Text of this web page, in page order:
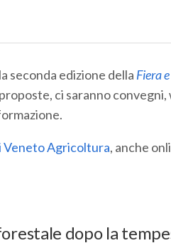
seconda edizione della Fiera
ci saranno
Veneto Agricoltura, anche
dopo la